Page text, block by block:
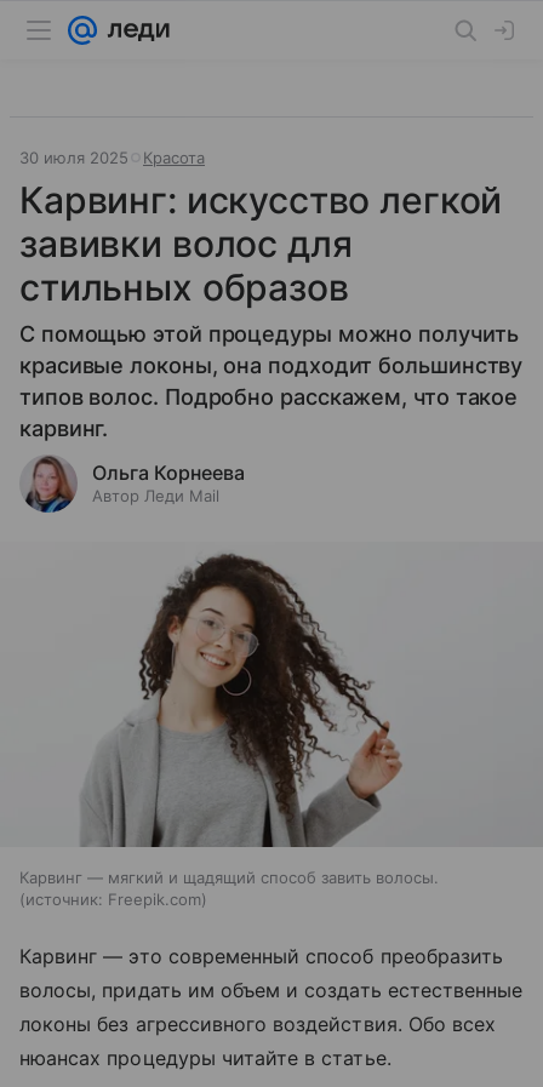
30 июля 2025 Красота
Карвинг: искусство легкой
завивки волос для
стильных образов
С помощью этой процедуры можно получить
красивые локоны, она подходит большинству
типов волос. Подробно расскажем, что такое
карвинг.
Ольга Корнеева
Автор Леди Mail
Карвинг — мягкий и щадящий способ завить волосы.
источник: Freepik.com
Карвинг — это современный способ преобразить
волосы, придать им объем и создать естественные
локоны без агрессивного воздействия. Обо всех
нюансах процедуры читайте в статье.